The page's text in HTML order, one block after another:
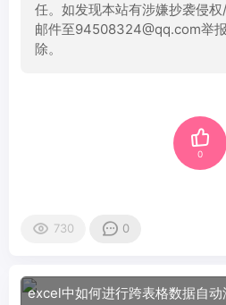
任。如发现本站有涉嫌抄袭侵
邮件至94508324@qq.com举
除。
0
730 0
excel中如何进行跨表格数据自动